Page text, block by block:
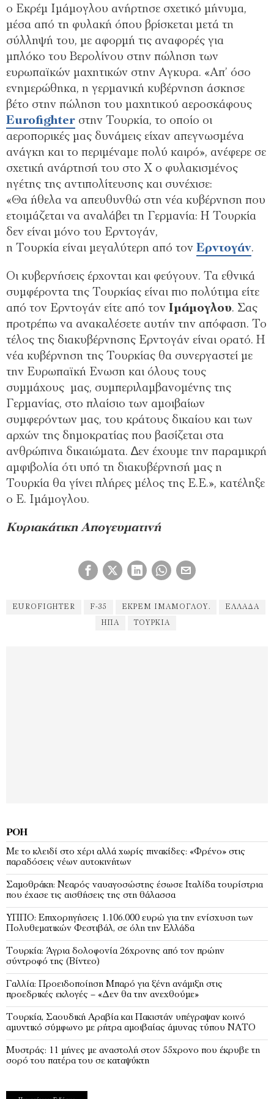
ο Εκρέµ Ιµάµογλου ανήρτησε σχετικό µήνυµα,
µέσα από τη φυλακή όπου βρίσκεται µετά τη
σύλληψή του, µε αφορµή τις αναφορές για
µπλόκο του Βερολίνου στην πώληση των
ευρωπαϊκών µαχητικών στην Αγκυρα. «Απ’ όσο
ενηµερώθηκα, η γερµανική κυβέρνηση άσκησε
βέτο στην πώληση του µαχητικού αεροσκάφους
Eurofighter στην Τουρκία, το οποίο οι
αεροπορικές µας δυνάµεις είχαν απεγνωσµένα
ανάγκη και το περιµέναµε πολύ καιρό», ανέφερε σε
σχετική ανάρτησή του στο Χ ο φυλακισµένος
ηγέτης της αντιπολίτευσης και συνέχισε:
«Θα ήθελα να απευθυνθώ στη νέα κυβέρνηση που
ετοιµάζεται να αναλάβει τη Γερµανία: Η Τουρκία
δεν είναι µόνο του Ερντογάν,
η Τουρκία είναι µεγαλύτερη από τον Ερντογάν.
Οι κυβερνήσεις έρχονται και φεύγουν. Τα εθνικά
συµφέροντα της Τουρκίας είναι πιο πολύτιµα είτε
από τον Ερντογάν είτε από τον Ιµάµογλου. Σας
προτρέπω να ανακαλέσετε αυτήν την απόφαση. Το
τέλος της διακυβέρνησης Ερντογάν είναι ορατό. Η
νέα κυβέρνηση της Τουρκίας θα συνεργαστεί µε
την Ευρωπαϊκή Ενωση και όλους τους
συµµάχους µας, συµπεριλαµβανοµένης της
Γερµανίας, στο πλαίσιο των αµοιβαίων
συµφερόντων µας, του κράτους δικαίου και των
αρχών της δηµοκρατίας που βασίζεται στα
ανθρώπινα δικαιώµατα. ∆εν έχουµε την παραµικρή
αµφιβολία ότι υπό τη διακυβέρνησή µας η
Τουρκία θα γίνει πλήρες µέλος της Ε.Ε.», κατέληξε
ο Ε. Ιμάμογλου.
Κυριακάτικη Απογευματινή
EUROFIGHTER F-35 ΕΚΡΕΜ ΙΜΆΜΟΓΛΟΥ. ΕΛΛΆΔΑ
ΗΠΑ ΤΟΥΡΚΊΑ
ΡΟΉ
Με το κλειδί στο χέρι αλλά χωρίς πινακίδες: «Φρένο» στις
παραδόσεις νέων αυτοκινήτων
Σαμοθράκη: Νεαρός ναυαγοσώστης έσωσε Ιταλίδα τουρίστρια
που έχασε τις αισθήσεις της στη θάλασσα
ΥΠΠΟ: Επιχορηγήσεις 1.106.000 ευρώ για την ενίσχυση των
Πολυθεματικών Φεστιβάλ, σε όλη την Ελλάδα
Τουρκία: Άγρια δολοφονία 26χρονης από τον πρώην
σύντροφό της (Βίντεο)
Γαλλία: Προειδοποίηση Μπαρό για ξένη ανάμιξη στις
προεδρικές εκλογές – «Δεν θα την ανεχθούμε»
Τουρκία, Σαουδική Αραβία και Πακιστάν υπέγραψαν κοινό
αμυντικό σύμφωνο με ρήτρα αμοιβαίας άμυνας τύπου ΝΑΤΟ
Μυστράς: 11 μήνες με αναστολή στον 55χρονο που έκρυβε τη
σορό του πατέρα του σε καταψύκτη